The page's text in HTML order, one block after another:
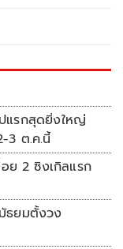
แรกสุดยิ่งใหญ่
3 ต.ค.นี้
2 ซิงเกิลแรก
ธยมตั้งวง